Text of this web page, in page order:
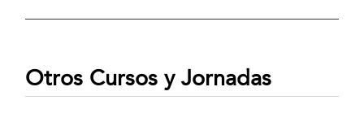
Otros Cursos y Jornadas